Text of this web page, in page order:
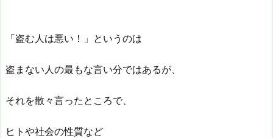
「盗む人は悪い！」というのは
盗まない人の最もな言い分ではあるが、
それを散々言ったところで、
ヒトや社会の性質など